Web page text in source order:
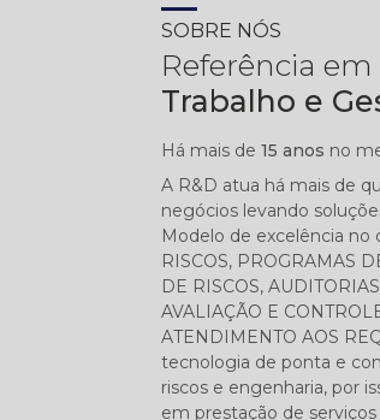
SOBRE NÓS
Referência em
Trabalho e
Há mais de15 anos no
A R&D atua há mais de
negócios levando
Modelo de excelência no
RISCOS, PROGRAMAS
DE RISCOS,
AVALIAÇÃO E
ATENDIMENTO AOS
tecnologia de ponta e
riscos e engenharia, por
em prestação de